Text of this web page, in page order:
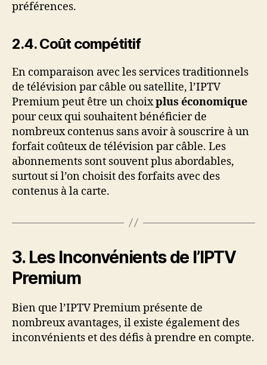
préférences.
2.4. Coût compétitif
En comparaison avec les services traditionnels
de télévision par câble ou satellite, l’IPTV
Premium peut être un choixplus économique
pour ceux qui souhaitent bénéficier de
nombreux contenus sans avoir à souscrire à un
forfait coûteux de télévision par câble. Les
abonnements sont souvent plus abordables,
surtout si l’on choisit des forfaits avec des
contenus à la carte.
3. Les Inconvénients de l’IPTV
Premium
Bien que l’IPTV Premium présente de
nombreux avantages, il existe également des
inconvénients et des défis à prendre en compte.